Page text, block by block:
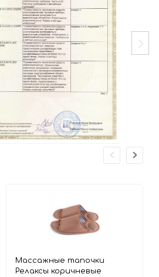
Массажные тапочки
Релаксы коричневые